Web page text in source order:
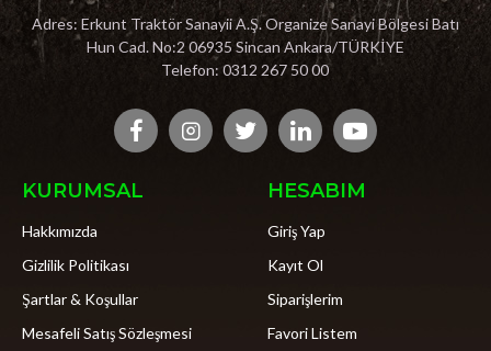
Adres: Erkunt Traktör Sanayii A.Ş. Organize Sanayi Bölgesi Batı
Hun Cad. No:2 06935 Sincan Ankara/TÜRKİYE
Telefon: 0312 267 50 00
KURUMSAL
Hakkımızda
Gizlilik Politikası
Şartlar & Koşullar
Mesafeli Satış Sözleşmesi
HESABIM
Giriş Yap
Kayıt Ol
Siparişlerim
Favori Listem